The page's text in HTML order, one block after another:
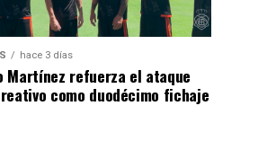
hace 3 días
Martínez refuerza el ataque
como duodécimo fichaje